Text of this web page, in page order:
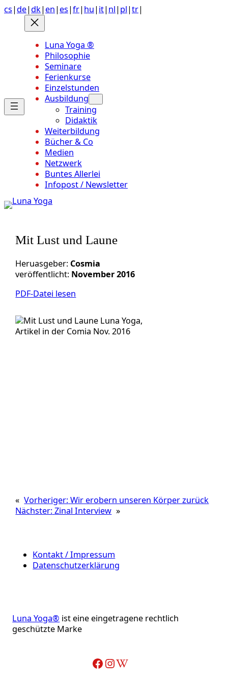
Anchor
Zum
Inhalt
springen
cs|de|dk| en| es|fr| hu| it| nl| pl|tr|
Luna Yoga ®
Philosophie
Seminare
Ferienkurse
Einzelstunden
Ausbildung
Training
Didaktik
Weiterbildung
Bücher & Co
Medien
Netzwerk
Buntes Allerlei
Infopost / Newsletter
Mit Lust und Laune
Heruasgeber: Cosmia
veröffentlicht: November 2016
PDF-Datei lesen
« Vorheriger:Wir erobern unseren Körper zurück
Nächster:Zinal Interview »
Kontakt / Impressum
Datenschutzerklärung
Luna Yoga® ist eine eingetragene rechtlich
geschützte Marke
Facebook InstagramWikipedia-Artikel über Adelheid Ohlig